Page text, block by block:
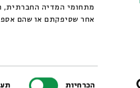
מתחומי המדיה החברתית,
אחר שסיפקתם או שהם
הכרחיות